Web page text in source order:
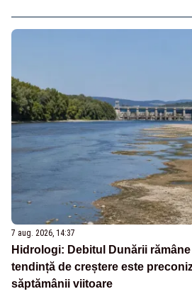
7 aug. 2026, 14:37
Hidrologi: Debitul Dunării
tendință de creștere este
săptămânii viitoare